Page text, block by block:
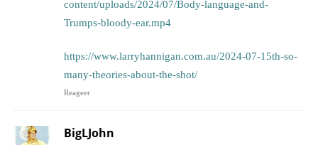
content/uploads/2024/07/Body-language-and-
Trumps-bloody-ear.mp4
https://www.larryhannigan.com.au/2024-07-15th-so-
many-theories-about-the-shot/
Reageer
BigLJohn